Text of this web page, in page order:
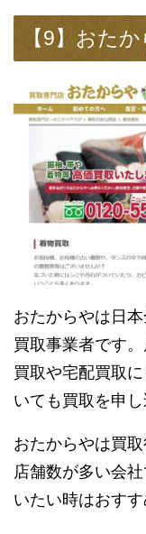
【9】おた
おたからやは日
買取事業者です
買取や宅配買取
いても買取を申
おたからやは買
店舗数が多い会
いたい時はおす